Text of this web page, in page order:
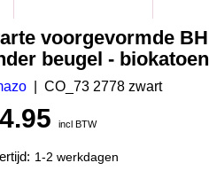
voorgevormde BH
beugel - biokatoen
CO_73 2778 zwart
incl BTW
1-2 werkdagen